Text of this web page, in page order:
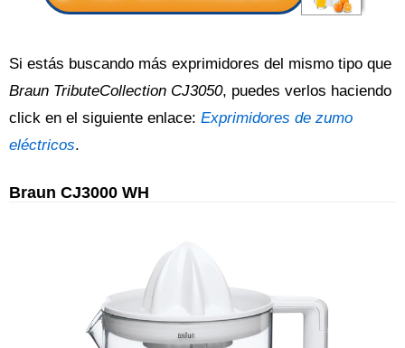
Si estás buscando más exprimidores del mismo tipo que
Braun TributeCollection CJ3050, puedes verlos haciendo
click en el siguiente enlace: Exprimidores de zumo
eléctricos.
Braun CJ3000 WH